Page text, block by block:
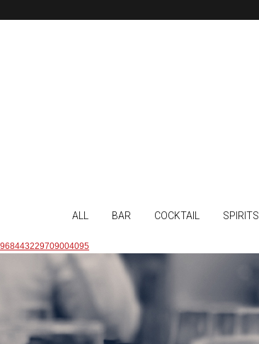
ALL BAR COCKTAIL SPIRITS
968443229709004095